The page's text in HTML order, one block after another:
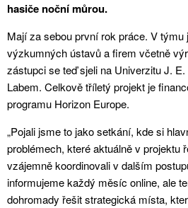
hasiče noční můrou.
Mají za sebou první rok práce. V týmu
výzkumných ústavů a firem včetně
zástupci se teď sjeli na Univerzitu J.
Labem. Celkově tříletý projekt je
programu Horizon Europe.
„Pojali jsme to jako setkání, kde si
problémech, které aktuálně v projektu
vzájemně koordinovali v dalším
informujeme každý měsíc online, ale
dohromady řešit strategická místa,